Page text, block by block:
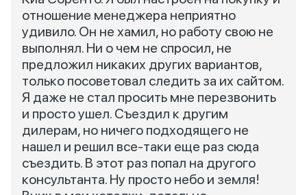
отношение менеджера неприятно
удивило. Он не хамил, но работу свою не
выполнял. Ни о чем не спросил, не
предложил никаких других вариантов,
только посоветовал следить за их сайтом.
Я даже не стал просить мне перезвонить
и просто ушел. Съездил к другим
дилерам, но ничего подходящего не
нашел и решил все-таки еще раз сюда
съездить. В этот раз попал на другого
консультанта. Ну просто небо и земля!